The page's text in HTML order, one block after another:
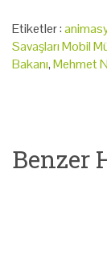
Etiketler :
Savaşları Mobil
Bakanı,Mehmet
Benzer